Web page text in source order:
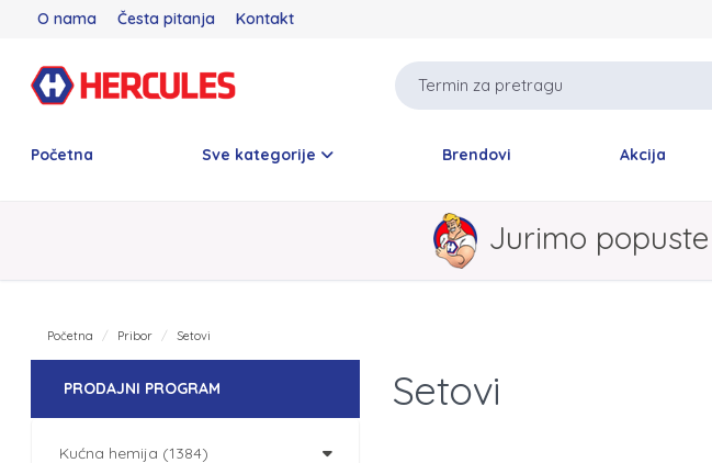
O nama Česta pitanja Kontakt
Početna Sve kategorije Brendovi Akcija
Jurimo
Početna Pribor Setovi
PRODAJNI PROGRAM
Kućna hemija (1384)
Setovi